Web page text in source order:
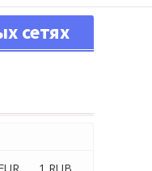
сетях